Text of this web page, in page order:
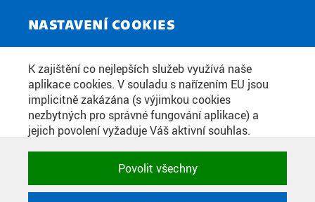
NASTAVENÍ COOKIES
K zajištění co nejlepších služeb využívá naše
aplikace cookies. V souladu s nařízením EU jsou
implicitně zakázána (s výjimkou cookies
nezbytných pro správné fungování aplikace) a
jejich povolení vyžaduje Váš aktivní souhlas.
zakázat, případně vybrat a povolit cookies podle
kategorie. Svoje rozhodnutí můžete samozřejmě
kdykoli změnit.
Povolit všechny
ZPRAVODAJSKÝ SERVIS
DOKTORAND FEL ČVUT USPĚL S
AI OCHRANOU PROTI
KYBERÚTOČNÍKŮM. PROJEKT
VZNIKAJÍCÍ V CENTRU UMĚLÉ
INTELIGENCE MÍŘÍ NA TRH